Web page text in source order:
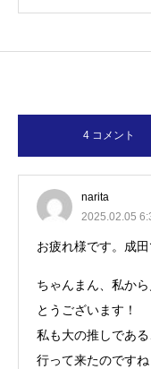
4 コメント
narita
2025.02.05
お疲れ様です。成田
ちゃんまん、私か
とうございます！
私も大の推しであ
行って来たのです